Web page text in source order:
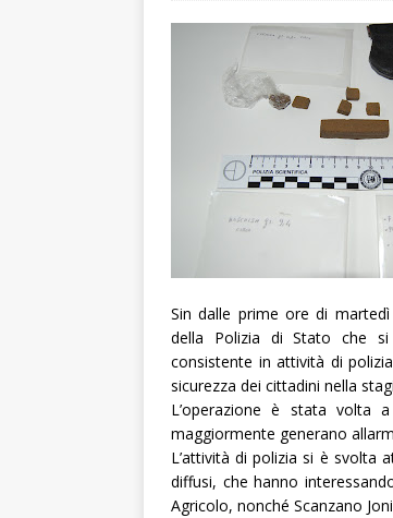
Sin dalle prime ore di
della Polizia di Stato che si
consistente in attività di
sicurezza dei cittadini nella
L’operazione è stata volta
maggiormente generano
L’attività di polizia si è svolta
diffusi, che hanno
Agricolo, nonché Scanzano